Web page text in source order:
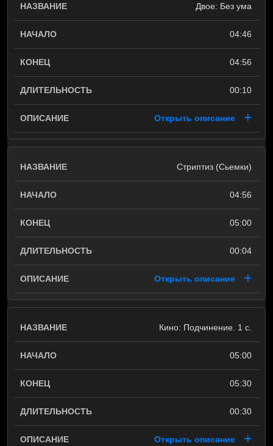
Двое: Без ума
04:46
04:56
00:10
Открыть описание
Стриптиз (Сьемки)
04:56
05:00
00:04
Открыть описание
Кино: Подчинение. 1 с.
05:00
05:30
00:30
Открыть описание